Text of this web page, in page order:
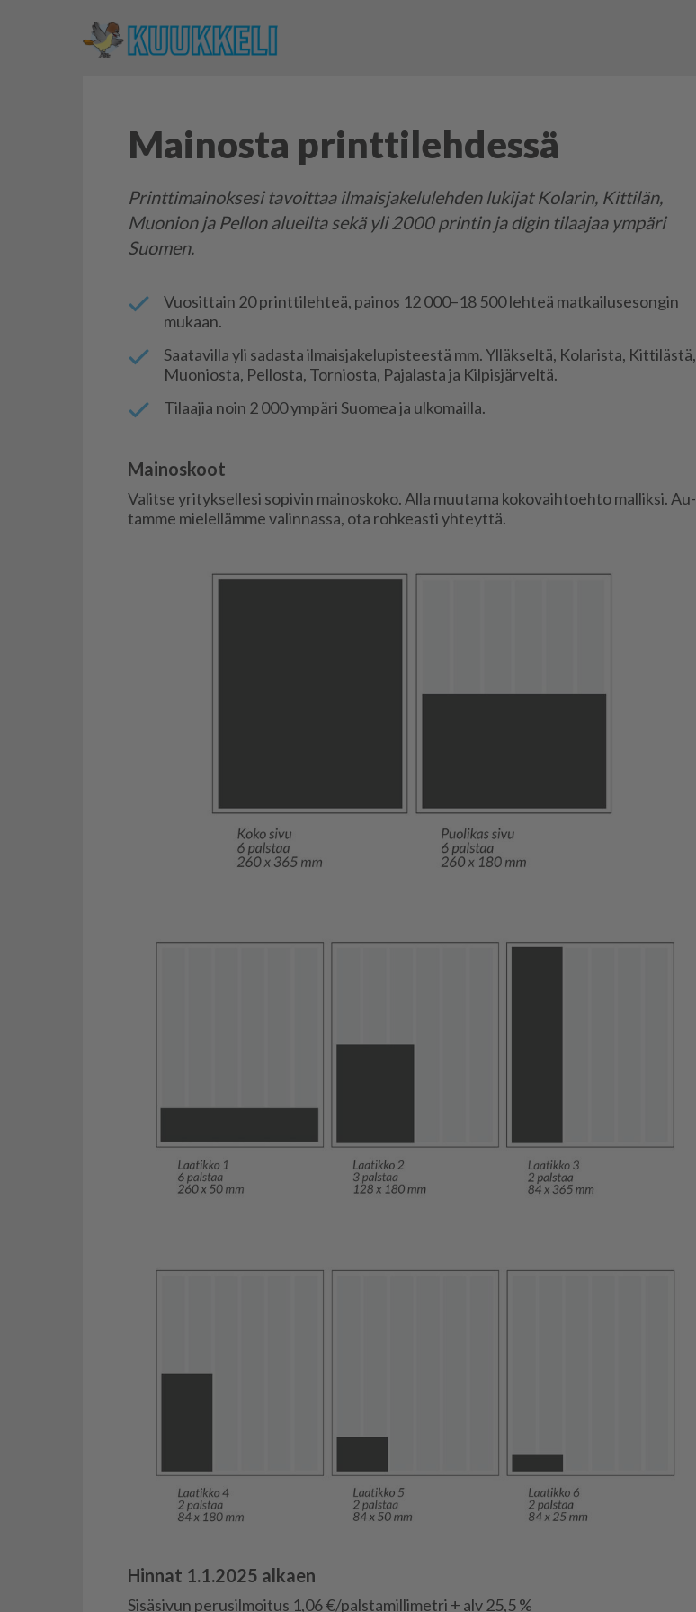
Mainosta printtilehdessä
Printtimainoksesi tavoittaa ilmaisjakelulehden lukijat Kolarin, Kittilän,
Muonion ja Pellon alueilta sekä yli 2000 printin ja digin tilaajaa ympäri
Suomen.
Vuo­sit­tain 20 print­ti­leh­teä, pai­nos 12 000–18 500 leh­teä mat­kai­lu­se­son­gin
mu­kaan.
Saa­ta­vil­la yli sa­das­ta il­mais­ja­ke­lu­pis­tees­tä mm. Yl­läk­sel­tä, Ko­la­ris­ta, Kit­ti­läs­tä,
Muo­ni­os­ta, Pel­los­ta, Tor­ni­os­ta, Pa­ja­las­ta ja Kil­pis­jär­vel­tä.
Ti­laa­jia noin 2 000 ym­pä­ri Suo­mea ja ul­ko­mail­la.
Mainoskoot
Va­lit­se yri­tyk­sel­le­si so­pi­vin mai­nos­ko­ko. Al­la muu­ta­ma ko­ko­vaih­to­eh­to mal­lik­si. Au­
tam­me mie­lel­läm­me va­lin­nas­sa, ota roh­ke­as­ti yh­teyt­tä.
Hinnat 1.1.2025 alkaen
Si­sä­si­vun pe­ru­sil­moi­tus 1,06 €/pals­ta­mil­li­met­ri + alv 25,5 %